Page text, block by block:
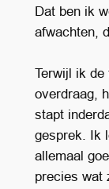
Dat ben ik
afwachten,
Terwijl ik de
overdraag,
stapt
gesprek. Ik
allemaal
precies wat